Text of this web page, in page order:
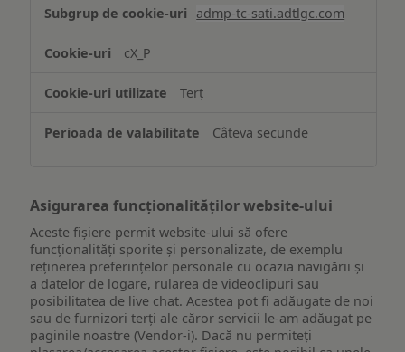
și/sau
informațiilor
pe
dispozitiv
admp-tc-sati.adtlgc.com
cX_P
Terț
Câteva secunde
Asigurarea funcționalităților website-ului
Aceste fișiere permit website-ului să ofere
funcționalități sporite și personalizate, de exemplu
reţinerea preferinţelor personale cu ocazia navigării și
a datelor de logare, rularea de videoclipuri sau
posibilitatea de live chat. Acestea pot fi adăugate de noi
sau de furnizori terți ale căror servicii le-am adăugat pe
paginile noastre (Vendor-i). Dacă nu permiteți